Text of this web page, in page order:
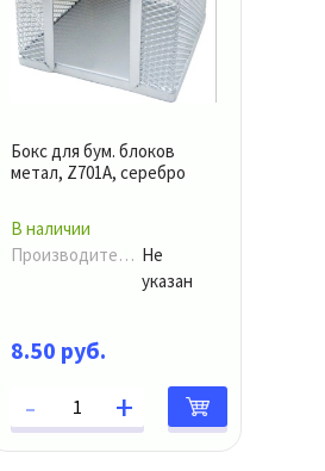
Бокс для бум. блоков
метал, Z701A, серебро
В наличии
Производитель: Не
указан
8.50 руб.